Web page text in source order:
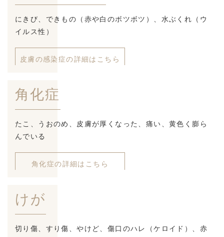
にきび、できもの（赤や白のボツボツ）、水ぶくれ（ウ
イルス性）
皮膚の感染症の詳細はこちら
角化症
たこ、うおのめ、皮膚が厚くなった、痛い、黄色く膨ら
んでいる
角化症の詳細はこちら
けが
切り傷、すり傷、やけど、傷口のハレ（ケロイド）、赤